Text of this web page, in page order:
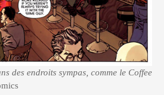
des endroits sympas, comme le Coffee